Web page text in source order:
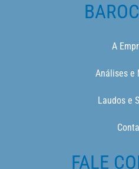
A
Análises e
Laudos e
FALE